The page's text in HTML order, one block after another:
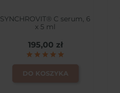
SYNCHROVIT® C serum, 6
x 5 ml
195,00 zł
DO KOSZYKA